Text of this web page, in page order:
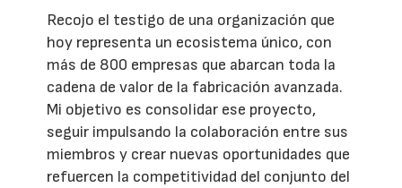
Recojo el testigo de una organización que
hoy representa un ecosistema único, con
más de 800 empresas que abarcan toda la
cadena de valor de la fabricación avanzada.
Mi objetivo es consolidar ese proyecto,
seguir impulsando la colaboración entre sus
miembros y crear nuevas oportunidades que
refuercen la competitividad del conjunto del